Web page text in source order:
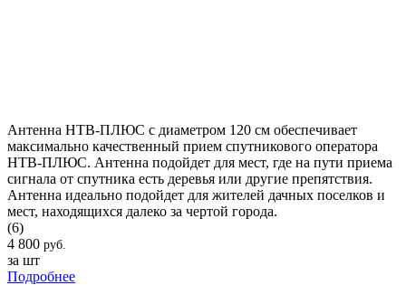
Антенна НТВ-ПЛЮС с диаметром 120 см обеспечивает
максимально качественный прием спутникового оператора
НТВ-ПЛЮС. Антенна подойдет для мест, где на пути приема
сигнала от спутника есть деревья или другие препятствия.
Антенна идеально подойдет для жителей дачных поселков и
мест, находящихся далеко за чертой города.
(6)
4 800 руб.
за шт
Подробнее